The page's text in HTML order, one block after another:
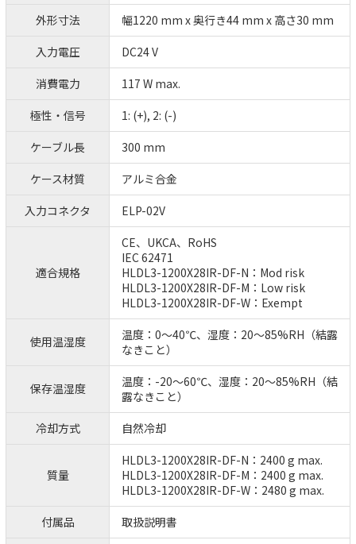
外形寸法
幅1220 mm x 奥行き44 mm x 高さ30 mm
入力電圧
DC24 V
消費電力
117 W max.
極性・信号
1: (+), 2: (-)
ケーブル長
300 mm
ケース材質
アルミ合金
入力コネクタ
ELP-02V
適合規格
CE、UKCA、RoHS
IEC 62471
HLDL3-1200X28IR-DF-N：Mod risk
HLDL3-1200X28IR-DF-M：Low risk
HLDL3-1200X28IR-DF-W：Exempt
使用温湿度
温度：0～40℃、湿度：20～85%RH（結露
なきこと）
保存温湿度
温度：-20～60℃、湿度：20～85%RH（結
露なきこと）
冷却方式
自然冷却
質量
HLDL3-1200X28IR-DF-N：2400 g max.
HLDL3-1200X28IR-DF-M：2400 g max.
HLDL3-1200X28IR-DF-W：2480 g max.
付属品
取扱説明書